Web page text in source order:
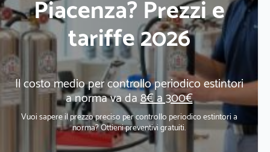
Piacenza? Prezzi e
tariffe 2026
Il costo medio per controllo periodico estintori
a norma va da8€ a 300€
Vuoi sapere il prezzo preciso per controllo periodico estintori a
norma? Ottieni preventivi gratuiti.